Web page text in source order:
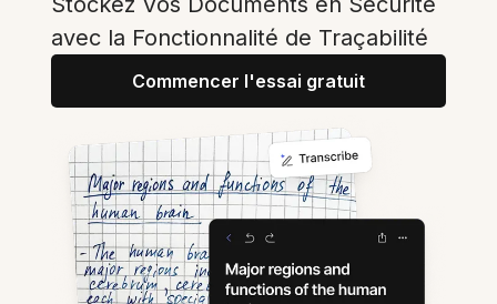
avec la Fonctionnalité de Traçabilité
Commencer l'essai gratuit